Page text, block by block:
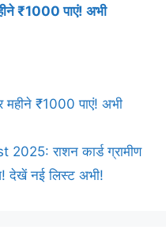
₹1000 पाएं! अभी
₹1000 पाएं! अभी
राशन कार्ड ग्रामीण
देखें नई लिस्ट अभी!